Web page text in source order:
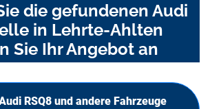
die gefundenen Audi
in Lehrte-Ahlten
Sie Ihr Angebot an
RSQ8 und andere Fahrzeuge